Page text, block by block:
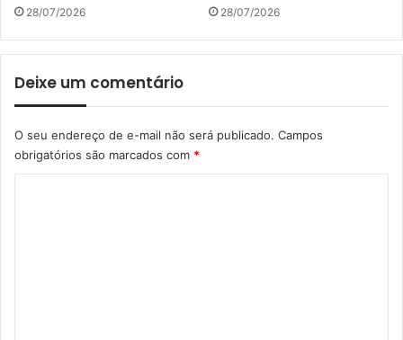
28/07/2026 28/07/2026
Deixe um comentário
O seu endereço de e-mail não será publicado. Campos
obrigatórios são marcados com *